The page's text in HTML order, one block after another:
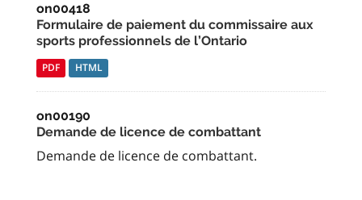
on00418
Formulaire de paiement du commissaire aux
sports professionnels de l’Ontario
PDF HTML
on00190
Demande de licence de combattant
Demande de licence de combattant.